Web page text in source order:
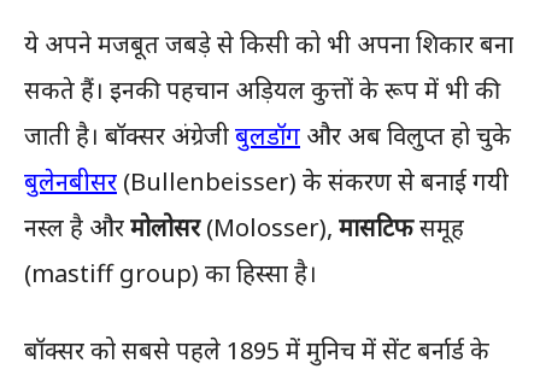
ये अपने मजबूत जबड़े से किसी को भी अपना शिकार बना
सकते हैं। इनकी पहचान अड़ियल कुत्तों के रूप में भी की
जाती है। बॉक्सर अंग्रेजीबुलडॉग और अब विलुप्त हो चुके
बुलेनबीसर (Bullenbeisser) के संकरण से बनाई गयी
नस्ल है औरमोलोसर(Molosser), मासटिफसमूह
(mastiff group) का हिस्सा है।
बॉक्सर को सबसे पहले 1895 में मुनिच में सेंट बर्नार्ड के